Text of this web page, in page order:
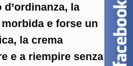
d’ordinanza, la
e forse un
la crema
e a riempire senza